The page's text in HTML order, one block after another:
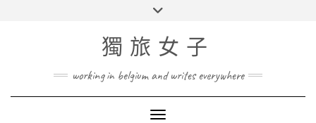
獨旅女子
working in belgium and writes everywhere
Toggle Navigation